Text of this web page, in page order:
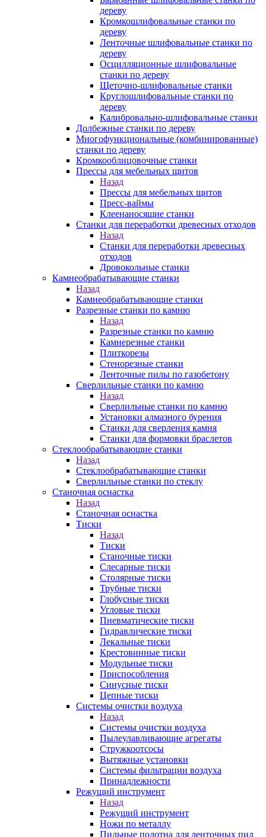
дереву
Кромкошлифовальные станки по
дереву
Ленточные шлифовальные станки по
дереву
Осцилляционные шлифовальные
станки по дереву
Щеточно-шлифовальные станки
Круглошлифовальные станки по
дереву
Калибровально-шлифовальные станки
Долбежные станки по дереву
Многофункциональные (комбинированные)
станки по дереву
Кромкооблицовочные станки
Прессы для мебельных щитов
Назад
Прессы для мебельных щитов
Пресс-ваймы
Клеенаносящие станки
Станки для переработки древесных отходов
Назад
Станки для переработки древесных
отходов
Дровокольные станки
Камнеобрабатывающие станки
Назад
Камнеобрабатывающие станки
Разрезные станки по камню
Назад
Разрезные станки по камню
Камнерезные станки
Плиткорезы
Стенорезные станки
Ленточные пилы по газобетону
Сверлильные станки по камню
Назад
Сверлильные станки по камню
Установки алмазного бурения
Станки для сверления камня
Станки для формовки браслетов
Стеклообрабатывающие станки
Назад
Стеклообрабатывающие станки
Сверлильные станки по стеклу
Станочная оснастка
Назад
Станочная оснастка
Тиски
Назад
Тиски
Станочные тиски
Слесарные тиски
Столярные тиски
Трубные тиски
Глобусные тиски
Угловые тиски
Пневматические тиски
Гидравлические тиски
Лекальные тиски
Крестовинные тиски
Модульные тиски
Приспособления
Синусные тиски
Цепные тиски
Системы очистки воздуха
Назад
Системы очистки воздуха
Пылеулавливающие агрегаты
Стружкоотсосы
Вытяжные установки
Системы фильтрации воздуха
Принадлежности
Режущий инструмент
Назад
Режущий инструмент
Ножи по металлу
Пильные полотна для ленточных пил